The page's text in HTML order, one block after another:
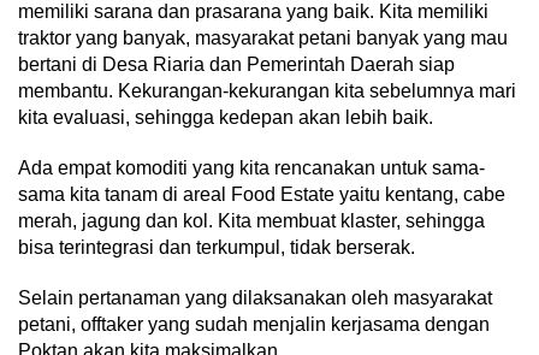
memiliki sarana dan prasarana yang baik. Kita memiliki
traktor yang banyak, masyarakat petani banyak yang mau
bertani di Desa Riaria dan Pemerintah Daerah siap
membantu. Kekurangan-kekurangan kita sebelumnya mari
kita evaluasi, sehingga kedepan akan lebih baik.
Ada empat komoditi yang kita rencanakan untuk sama-
sama kita tanam di areal Food Estate yaitu kentang, cabe
merah, jagung dan kol. Kita membuat klaster, sehingga
bisa terintegrasi dan terkumpul, tidak berserak.
Selain pertanaman yang dilaksanakan oleh masyarakat
petani, offtaker yang sudah menjalin kerjasama dengan